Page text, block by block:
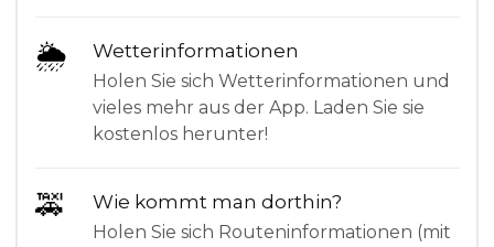
🌦 Wetterinformationen
Holen Sie sich Wetterinformationen und
vieles mehr aus der App. Laden Sie sie
kostenlos herunter!
🚕 Wie kommt man dorthin?
Holen Sie sich Routeninformationen (mit